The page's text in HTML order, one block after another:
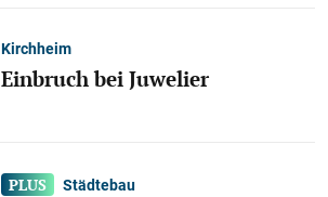
Kirchheim
Einbruch bei Juwelier
Städtebau